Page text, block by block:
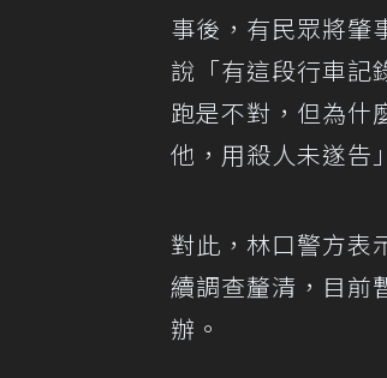
事後，有民眾將肇
說「有這段行車記
跑是不對，但為什
他，用殺人未遂告
對此，林口警方表
續調查釐清，目前
辦。